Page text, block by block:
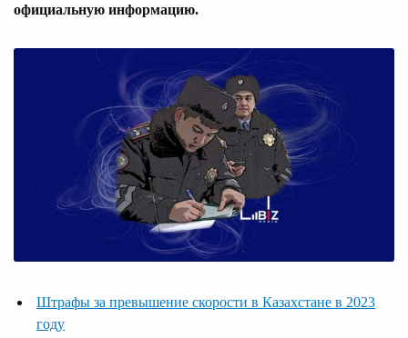
официальную информацию.
Штрафы за превышение скорости в Казахстане в 2023
году